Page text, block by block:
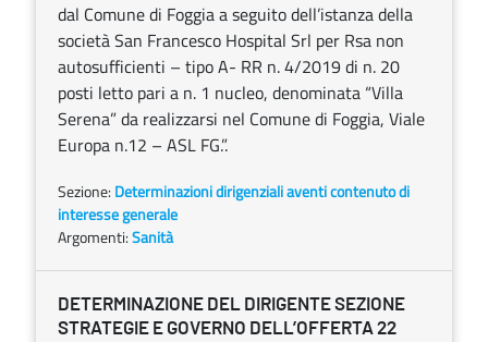
dal Comune di Foggia a seguito dell’istanza della
società San Francesco Hospital Srl per Rsa non
autosufficienti – tipo A- RR n. 4/2019 di n. 20
posti letto pari a n. 1 nucleo, denominata “Villa
Serena” da realizzarsi nel Comune di Foggia, Viale
Europa n.12 – ASL FG.”.
Sezione: Determinazioni dirigenziali aventi contenuto di
interesse generale
Argomenti:Sanità
DETERMINAZIONE DEL DIRIGENTE SEZIONE
STRATEGIE E GOVERNO DELL’OFFERTA 22